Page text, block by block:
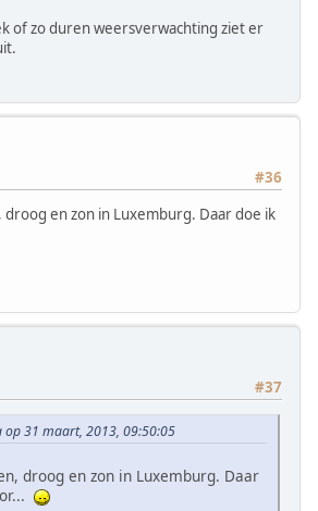
of zo duren weersverwachting ziet er
#36
en zon in Luxemburg. Daar doe ik
#37
op 31 maart, 2013, 09:50:05
droog en zon in Luxemburg. Daar